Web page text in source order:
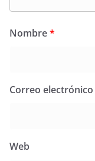
Nombre*
Correo electrónico
Web